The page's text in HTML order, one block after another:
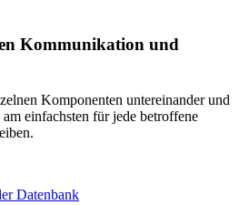
Kommunikation und
Komponenten untereinander und
einfachsten für jede betroffene
Datenbank